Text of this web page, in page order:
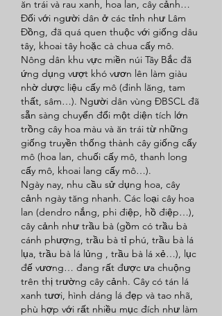
ăn trái và rau xanh, hoa lan, cây cảnh…
Đối với người dân ở các tỉnh như Lâm
Đồng, đã quá quen thuộc với giống dâu
tây, khoai tây hoặc cà chua cấy mô.
Nông dân khu vực miền núi Tây Bắc đã
ứng dụng vượt khó vươn lên làm giàu
nhờ dược liệu cấy mô (đinh lăng, tam
thất, sâm…). Người dân vùng ĐBSCL đã
sẵn sàng chuyển đổi một diện tích lớn
trồng cây hoa màu và ăn trái từ những
giống truyền thống thành cây giống cấy
mô (hoa lan, chuối cấy mô, thanh long
cấy mô, khoai lang cấy mô…).
Ngày nay, nhu cầu sử dụng hoa, cây
cảnh ngày tăng nhanh. Các loại cây hoa
lan (dendro nắng, phi điệp, hồ điệp…),
cây cảnh như trầu bà (gồm có trầu bà
cánh phượng, trầu bà tỉ phú, trầu bà lá
lụa, trầu bà lá lủng , trầu bà lá xẻ…), lục
đế vương… đang rất được ưa chuộng
trên thị trường cây cảnh. Cây có tán lá
xanh tươi, hình dáng lá đẹp và tao nhã,
phù hợp với rất nhiều mục đích như làm